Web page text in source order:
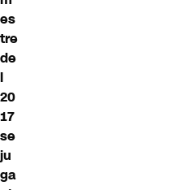
es
tre
de
l
20
17
se
ju
ga